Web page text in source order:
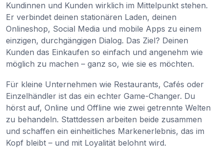
Kundinnen und Kunden wirklich im Mittelpunkt stehen.
Er verbindet deinen stationären Laden, deinen
Onlineshop, Social Media und mobile Apps zu einem
einzigen, durchgängigen Dialog. Das Ziel? Deinen
Kunden das Einkaufen so einfach und angenehm wie
möglich zu machen – ganz so, wie sie es möchten.
Für kleine Unternehmen wie Restaurants, Cafés oder
Einzelhändler ist das ein echter Game-Changer. Du
hörst auf, Online und Offline wie zwei getrennte Welten
zu behandeln. Stattdessen arbeiten beide zusammen
und schaffen ein einheitliches Markenerlebnis, das im
Kopf bleibt – und mit Loyalität belohnt wird.